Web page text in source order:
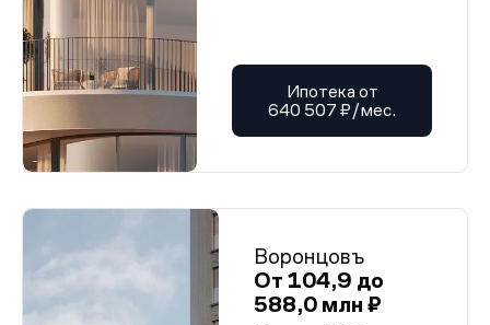
Ипотека от
640 507 ₽/мес.
Воронцовъ
От 104,9 до
588,0 млн ₽